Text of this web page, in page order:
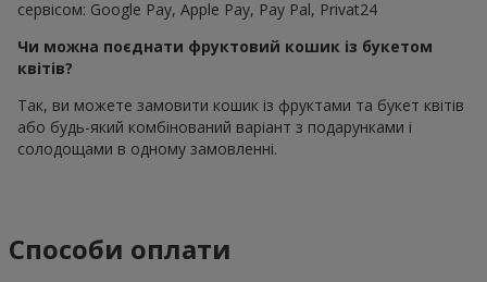
сервісом: Google Pay, Apple Pay, Pay Pal, Privat24
Чи можна поєднати фруктовий кошик із букетом
квітів?
Так, ви можете замовити кошик із фруктами та букет квітів
або будь-який комбінований варіант з подарунками і
солодощами в одному замовленні.
Способи оплати